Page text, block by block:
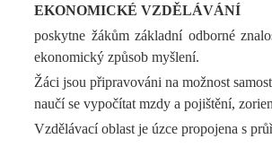
EKONOMICKÉ VZDĚLÁVÁNÍ
poskytne žákům základní odborné
ekonomický způsob myšlení.
Žáci jsou připravováni na možnost
naučí se vypočítat mzdy a pojištění,
Vzdělávací oblast je úzce propojena s